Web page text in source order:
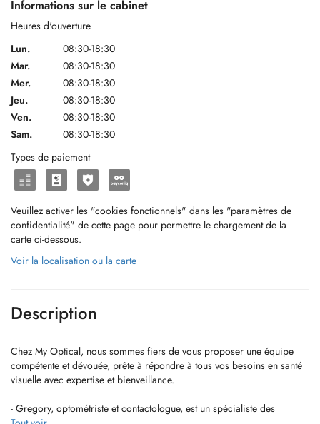
Informations sur le cabinet
Heures d'ouverture
Lun.
08:30-18:30
Mar.
08:30-18:30
Mer.
08:30-18:30
Jeu.
08:30-18:30
Ven.
08:30-18:30
Sam.
08:30-18:30
Types de paiement
Veuillez activer les "cookies fonctionnels" dans les "paramètres de
confidentialité" de cette page pour permettre le chargement de la
carte ci-dessous.
Voir la localisation ou la carte
Description
Chez My Optical, nous sommes fiers de vous proposer une équipe
compétente et dévouée, prête à répondre à tous vos besoins en santé
visuelle avec expertise et bienveillance.
- Gregory, optométriste et contactologue, est un spécialiste des